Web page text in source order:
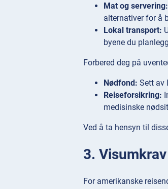
Mat og servering:
alternativer for å
Lokal transport:
byene du
Forbered deg på
Nødfond: Sett av
Reiseforsikring:
medisinske
Ved å ta hensyn til
3. Visumkrav
For amerikanske